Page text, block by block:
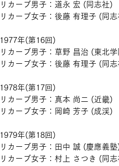
リカーブ男子：道永 宏 (同志社)
リカーブ女子：後藤 有理子 (同志
1977年(第16回)
リカーブ男子：草野 昌治 (東北学
リカーブ女子：後藤 有理子 (同志
1978年(第17回)
リカーブ男子：真本 尚二 (近畿)
リカーブ女子：岡崎 芳子 (成渓)
1979年(第18回)
リカーブ男子：田中 誠 (慶應義塾
リカーブ女子：村上 さつき (同志